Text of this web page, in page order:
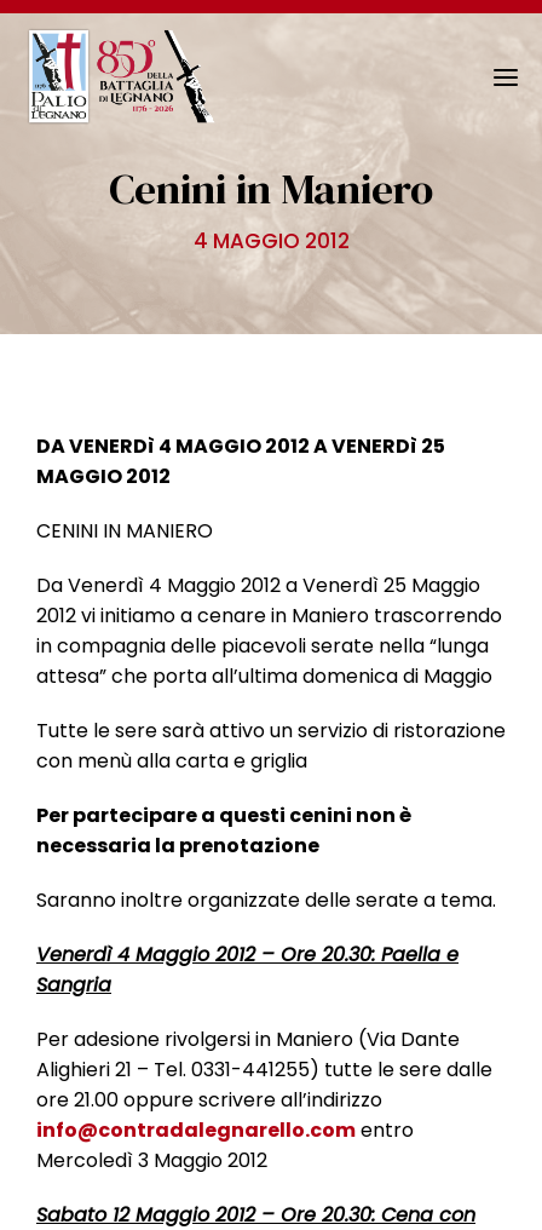
N
o
Cenini in Maniero
4 MAGGIO 2012
DA VENERDì 4 MAGGIO 2012 A VENERDì 25
MAGGIO 2012
CENINI IN MANIERO
Da Venerdì 4 Maggio 2012 a Venerdì 25 Maggio
2012 vi initiamo a cenare in Maniero trascorrendo
in compagnia delle piacevoli serate nella “lunga
attesa” che porta all’ultima domenica di Maggio
Tutte le sere sarà attivo un servizio di ristorazione
con menù alla carta e griglia
Per partecipare a questi cenini non è
necessaria la prenotazione
Saranno inoltre organizzate delle serate a tema.
Venerdì 4 Maggio 2012 – Ore 20.30: Paella e
Sangria
Per adesione rivolgersi in Maniero (Via Dante
Alighieri 21 – Tel. 0331-441255) tutte le sere dalle
ore 21.00 oppure scrivere all’indirizzo
info@contradalegnarello.comentro
Mercoledì 3 Maggio 2012
Sabato 12 Maggio 2012 – Ore 20.30: Cena con